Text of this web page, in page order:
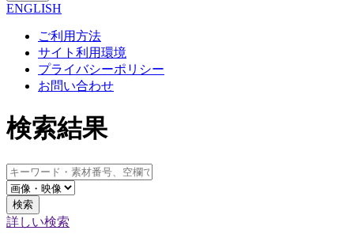
ENGLISH
ご利用方法
サイト利用環境
プライバシーポリシー
お問い合わせ
検索結果
検索
詳しい検索